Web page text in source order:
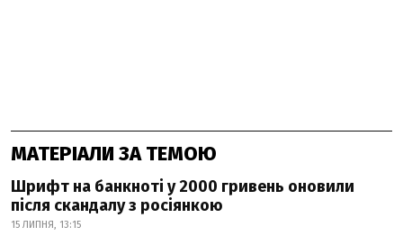
МАТЕРІАЛИ ЗА ТЕМОЮ
Шрифт на банкноті у 2000 гривень оновили
після скандалу з росіянкою
15 ЛИПНЯ, 13:15